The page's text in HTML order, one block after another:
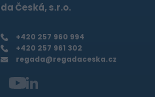
Česká, s.r.o.
+420 257 960 994
+420 257 961 302
regada@regadaceska.cz